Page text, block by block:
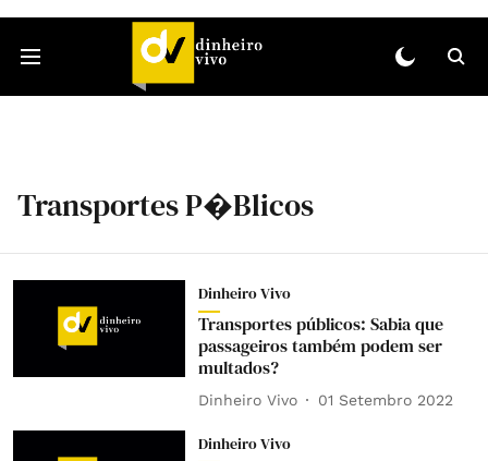
Transportes P�blicos
Dinheiro Vivo
Transportes públicos: Sabia que
passageiros também podem ser
multados?
Dinheiro Vivo 01 Setembro 2022
Dinheiro Vivo